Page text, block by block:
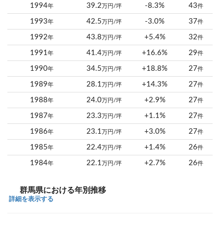
1994年 39.2 万円/坪 -8.3% 43件
1993年 42.5 万円/坪 -3.0% 37件
1992年 43.8 万円/坪 +5.4% 32件
1991年 41.4 万円/坪 +16.6% 29件
1990年 34.5 万円/坪 +18.8% 27件
1989年 28.1 万円/坪 +14.3% 27件
1988年 24.0 万円/坪 +2.9% 27件
1987年 23.3 万円/坪 +1.1% 27件
1986年 23.1 万円/坪 +3.0% 27件
1985年 22.4 万円/坪 +1.4% 26件
1984年 22.1 万円/坪 +2.7% 26件
群馬県における年別推移
詳細を表示する